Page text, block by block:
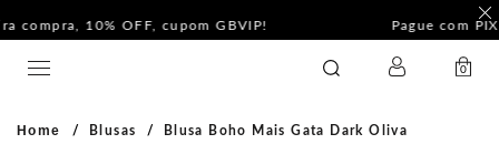
Pague com PIX e ganhe 5%Off na Coleção Outline!
0
Home Blusas Blusa Boho Mais Gata Dark Oliva